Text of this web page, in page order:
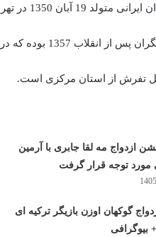
آبان 1350 در تهران است.
که در عرصه بین المللی هم موفق است.
تفرش از استان مرکزی است.
ازدواج مه لقا جابری با آرمین
مورد توجه قرار گرفت
گوکهان اوزن بازیگر ترکیه ای
بیوگرافی